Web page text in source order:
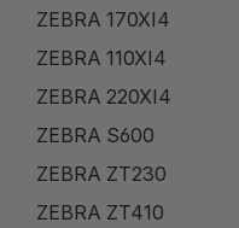
ZEBRA 170XI4
ZEBRA 110XI4
ZEBRA 220XI4
ZEBRA S600
ZEBRA ZT230
ZEBRA ZT410